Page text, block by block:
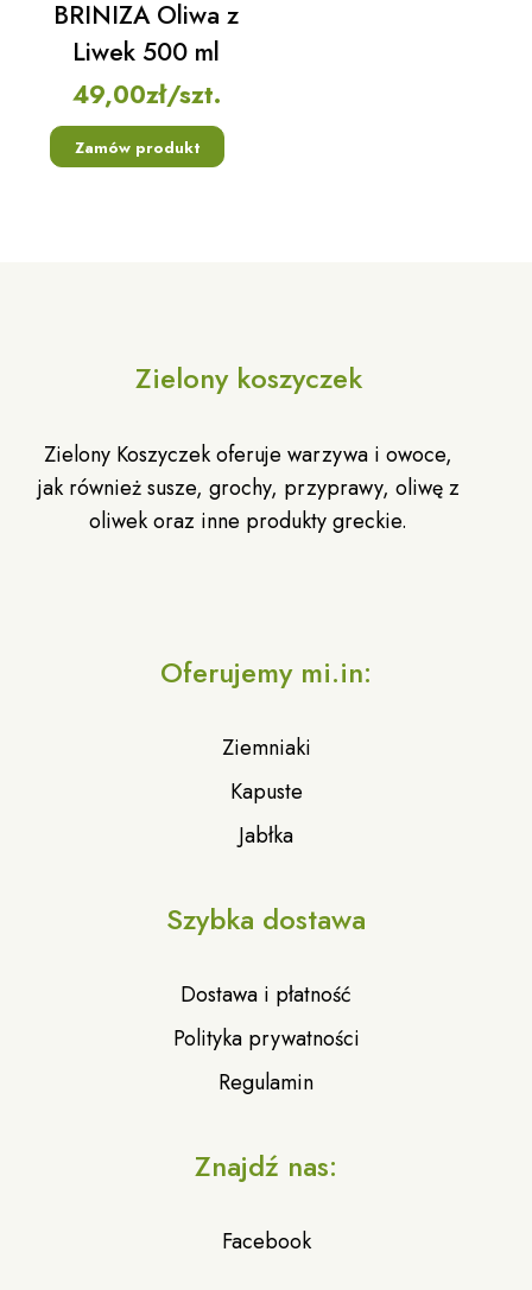
BRINIZA Oliwa z
Liwek 500 ml
49,00zł/szt.
Zamów produkt
Zielony koszyczek
Zielony Koszyczek oferuje warzywa i owoce,
jak również susze, grochy, przyprawy, oliwę z
oliwek oraz inne produkty greckie.
Oferujemy mi.in:
Ziemniaki
Kapuste
Jabłka
Szybka dostawa
Dostawa i płatność
Polityka prywatności
Regulamin
Znajdź nas:
Facebook